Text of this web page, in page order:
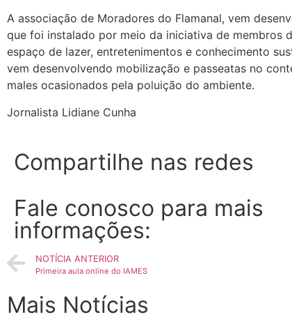
A associação de Moradores do Flamanal, vem
que foi instalado por meio da iniciativa de membros
espaço de lazer, entretenimentos e conhecimento
vem desenvolvendo mobilização e passeatas no
males ocasionados pela poluição do ambiente.
Jornalista Lidiane Cunha
Compartilhe nas redes
Fale conosco para mais
informações:
NOTÍCIA ANTERIOR
Primeira aula online do IAMES
Mais Notícias